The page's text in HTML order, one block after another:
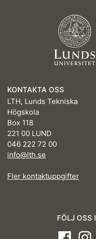
KONTAKTA OSS
LTH, Lunds Tekniska
Högskola
Box 118
221 00 LUND
046 222 72 00
info@lth.se
Fler kontaktuppgifter
FÖLJ OSS
Facebook